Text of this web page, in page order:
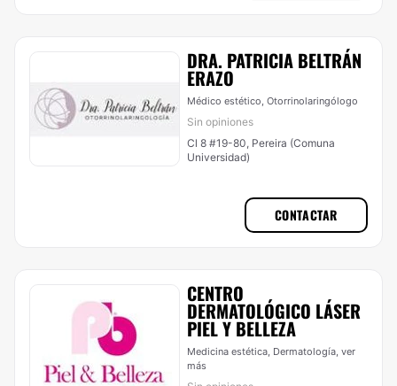
DRA. PATRICIA BELTRÁN
ERAZO
Médico estético, Otorrinolaringólogo
Sin opiniones
Cl 8 #19-80, Pereira (Comuna
Universidad)
CONTACTAR
CENTRO
DERMATOLÓGICO LÁSER
PIEL Y BELLEZA
Medicina estética, Dermatología, ver
más